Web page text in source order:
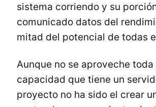
sistema corriendo y su
comunicado datos del
mitad del potencial de todas
Aunque no se aproveche
capacidad que tiene un
proyecto no ha sido el crear